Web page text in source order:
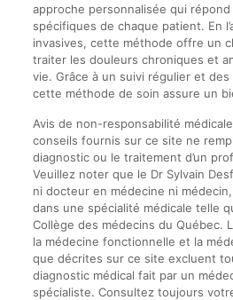
approche personnalisée qui répond
spécifiques de chaque patient. En
invasives, cette méthode offre un
traiter les douleurs chroniques et
vie. Grâce à un suivi régulier et
cette méthode de soin assure un
Avis de non-responsabilité
conseils fournis sur ce site ne
diagnostic ou le traitement d’un
Veuillez noter que le Dr Sylvain
ni docteur en médecine ni
dans une spécialité médicale telle
Collège des médecins du Québec.
la médecine fonctionnelle et la
que décrites sur ce site excluent
diagnostic médical fait par un
spécialiste. Consultez toujours